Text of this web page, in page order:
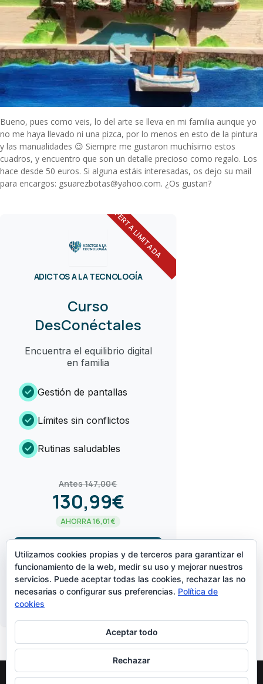
Bueno, pues como veis, lo del arte se lleva en mi familia aunque yo
no me haya llevado ni una pizca, por lo menos en esto de la pintura
y las manualidades 😉 Siempre me gustaron muchísimo estos
cuadros, y encuentro que son un detalle precioso como regalo. Los
hace desde 50 euros. Si alguna estáis interesadas, os dejo su mail
para encargos: gsuarezbotas@yahoo.com. ¿Os gustan?
OFERTA LIMITADA
ADICTOS A LA TECNOLOGÍA
Curso
DesConéctales
Encuentra el equilibrio digital
en familia
check_circle Gestión de pantallas
check_circle Límites sin conflictos
check_circle Rutinas saludables
Antes 147,00€
130,99€
AHORRA 16,01€
¡LO QUIERO!arrow_forward
CREADO POR
Utilizamos cookies propias y de terceros para garantizar el
funcionamiento de la web, medir su uso y mejorar nuestros
servicios. Puede aceptar todas las cookies, rechazar las no
necesarias o configurar sus preferencias. Política de
cookies
Aceptar todo
Rechazar